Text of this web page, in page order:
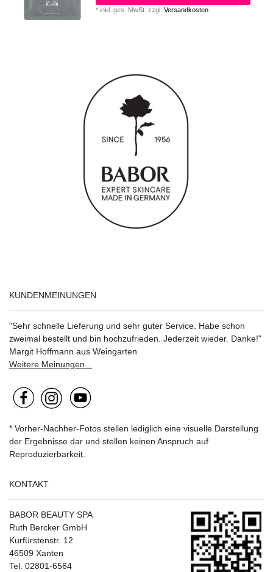
*inkl. ges. MwSt. zzgl.Versandkosten
KUNDENMEINUNGEN
"Sehr schnelle Lieferung und sehr guter Service. Habe schon
zweimal bestellt und bin hochzufrieden. Jederzeit wieder. Danke!"
Margit Hoffmann aus Weingarten
Weitere Meinungen...
* Vorher-Nachher-Fotos stellen lediglich eine visuelle Darstellung
der Ergebnisse dar und stellen keinen Anspruch auf
Reproduzierbarkeit.
KONTAKT
BABOR BEAUTY SPA
Ruth Bercker GmbH
Kurfürstenstr. 12
46509 Xanten
Tel. 02801-6564